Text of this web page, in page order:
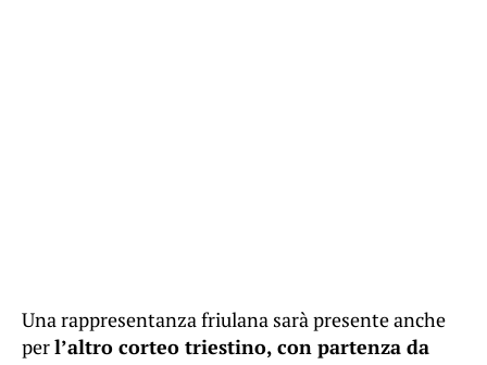
Una rappresentanza friulana sarà presente anche
perl’altro corteo triestino, con partenza da